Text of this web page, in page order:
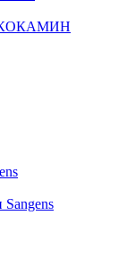
Sangens